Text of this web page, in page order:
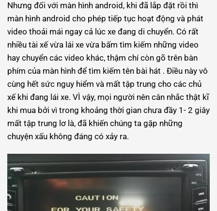
Nhưng đối với màn hình android, khi đã lắp đặt rồi thì
màn hình android cho phép tiếp tục hoạt động và phát
video thoải mái ngay cả lúc xe đang di chuyển. Có rất
nhiều tài xế vừa lái xe vừa bấm tìm kiếm những video
hay chuyển các video khác, thậm chí còn gõ trên bàn
phím của màn hình để tìm kiếm tên bài hát . Điều này vô
cùng hết sức nguy hiểm và mất tập trung cho các chủ
xế khi đang lái xe. VÌ vậy, mọi người nên cân nhắc thật kĩ
khi mua bởi vì trong khoảng thời gian chưa đầy 1- 2 giây
mất tập trung lơ là, đã khiến chúng ta gặp những
chuyện xấu không đáng có xảy ra.